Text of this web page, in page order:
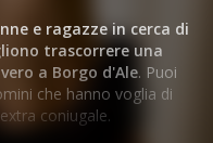
e ragazze in cerca di
trascorrere una
a Borgo d'Ale. Puoi
che hanno voglia di
coniugale.